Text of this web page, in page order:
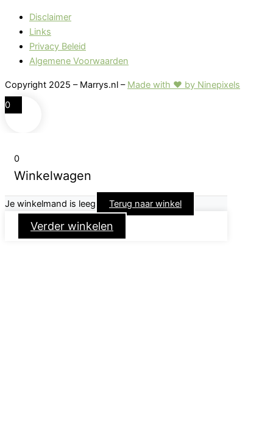
Disclaimer
Links
Privacy Beleid
Algemene Voorwaarden
Copyright 2025 – Marrys.nl – Made with ♥ by Ninepixels
0
0
Winkelwagen
Je winkelmand is leeg Terug naar winkel
Verder winkelen